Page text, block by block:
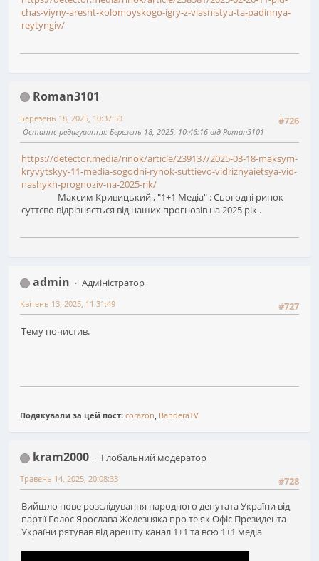
chas-viyny-aresht-kolomoyskogo-igry-z-vlasnistyu-ta-padinnya-
reytyngiv/
Roman3101
#726
Березень 18, 2025, 10:37:53
Останнє редагування: Березень 18, 2025, 10:46:16 від Roman3101
https://detector.media/rinok/article/239137/2025-03-18-maksym-
kryvytskyy-11-media-sogodni-rynok-suttievo-vidriznyaietsya-vid-
nashykh-prognoziv-na-2025-rik/
Максим Кривицький , "1+1 Медіа" : Сьогодні ринок
суттєво відрізняється від наших прогнозів на 2025 рік .
admin
Адміністратор
#727
Квітень 13, 2025, 11:31:49
Тему почистив.
Подякували за цей пост: corazon, BanderaTV
kram2000
Глобальний модератор
#728
Травень 14, 2025, 20:08:33
Вийшло нове розслідування народного депутата України від
партії Голос Ярослава Железняка про те як Офіс Президента
України рятував від арешту канал 1+1 та всю 1+1 медіа